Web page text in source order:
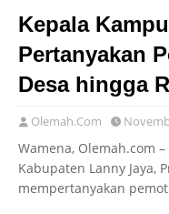
Kepala
Pertanyakan
Desa hingga
Olemah.Com
Wamena, Olemah.com
Kabupaten Lanny Jaya,
mempertanyakan